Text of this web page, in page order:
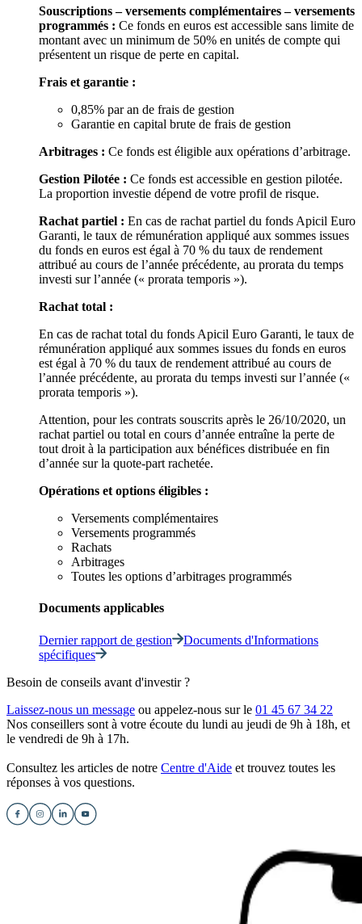
Souscriptions – versements complémentaires – versements
programmés : Ce fonds en euros est accessible sans limite de
montant avec un minimum de 50% en unités de compte qui
présentent un risque de perte en capital.
Frais et garantie :
0,85% par an de frais de gestion
Garantie en capital brute de frais de gestion
Arbitrages : Ce fonds est éligible aux opérations d’arbitrage.
Gestion Pilotée : Ce fonds est accessible en gestion pilotée.
La proportion investie dépend de votre profil de risque.
Rachat partiel : En cas de rachat partiel du fonds Apicil Euro
Garanti, le taux de rémunération appliqué aux sommes issues
du fonds en euros est égal à 70 % du taux de rendement
attribué au cours de l’année précédente, au prorata du temps
investi sur l’année (« prorata temporis »).
Rachat total :
En cas de rachat total du fonds Apicil Euro Garanti, le taux de
rémunération appliqué aux sommes issues du fonds en euros
est égal à 70 % du taux de rendement attribué au cours de
l’année précédente, au prorata du temps investi sur l’année («
prorata temporis »).
Attention, pour les contrats souscrits après le 26/10/2020, un
rachat partiel ou total en cours d’année entraîne la perte de
tout droit à la participation aux bénéfices distribuée en fin
d’année sur la quote-part rachetée.
Opérations et options éligibles :
Versements complémentaires
Versements programmés
Rachats
Arbitrages
Toutes les options d’arbitrages programmés
Documents applicables
Dernier rapport de gestion
Documents d'Informations
spécifiques
Besoin de conseils avant d'investir ?
Laissez-nous un message ou appelez-nous sur le 01 45 67 34 22
Nos conseillers sont à votre écoute du lundi au jeudi de 9h à 18h, et
le vendredi de 9h à 17h.
Consultez les articles de notre Centre d'Aide et trouvez toutes les
réponses à vos questions.